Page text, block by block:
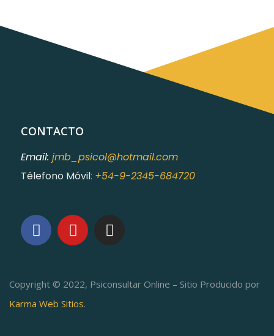
CONTACTO
Email: jmb_psicol@hotmail.com
Télefono Móvil: +54-9-2345-684720
Copyright © 2022, Psiconsultar Online – Sitio Producido por
Karma Web Sitios.